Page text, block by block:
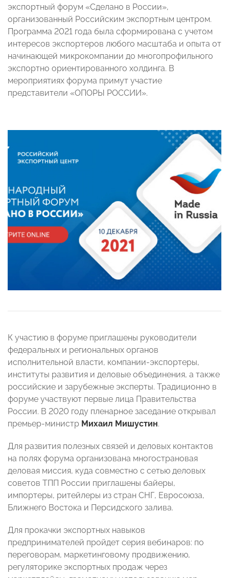
экспортный форум «Сделано в России»,
организованный Российским экспортным центром.
Программа 2021 года была сформирована с учетом
интересов экспортеров любого масштаба и опыта от
начинающей микрокомпании до многопрофильного
экспортно ориентированного холдинга. В
мероприятиях форума примут участие
представители «ОПОРЫ РОССИИ».
К участию в форуме приглашены руководители
федеральных и региональных органов
исполнительной власти, компании-экспортеры,
институты развития и деловые объединения, а также
российские и зарубежные эксперты. Традиционно в
форуме участвуют первые лица Правительства
России. В 2020 году пленарное заседание открывал
премьер-министр Михаил Мишустин.
Для развития полезных связей и деловых контактов
на полях форума организована многострановая
деловая миссия, куда совместно с сетью деловых
советов ТПП России приглашены байеры,
импортеры, ритейлеры из стран СНГ, Евросоюза,
Ближнего Востока и Персидского залива.
Для прокачки экспортных навыков
предпринимателей пройдет серия вебинаров: по
переговорам, маркетинговому продвижению,
регуляторике экспортных продаж через